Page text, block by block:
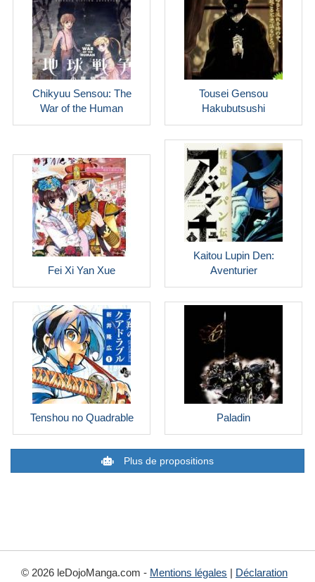
Chikyuu Sensou: The
War of the Human
Tousei Gensou
Hakubutsushi
Fei Xi Yan Xue
Kaitou Lupin Den:
Aventurier
Tenshou no Quadrable Paladin
Plus de propositions
© 2026 leDojoManga.com - Mentions légales | Déclaration